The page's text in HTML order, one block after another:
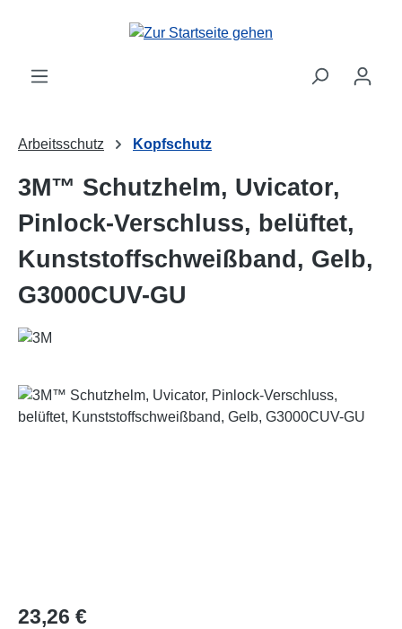
Zum Hauptinhalt springen
Arbeitsschutz Kopfschutz
3M™ Schutzhelm, Uvicator,
Pinlock-Verschluss, belüftet,
Kunststoffschweißband, Gelb,
G3000CUV-GU
Bildergalerie überspringen
Regulärer Preis:
23,26 €